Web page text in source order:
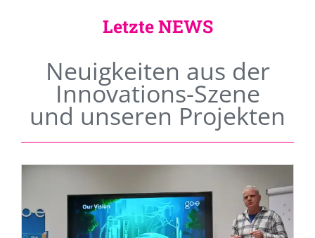
Letzte NEWS
Neuigkeiten aus der
Innovations-Szene
und unseren Projekten